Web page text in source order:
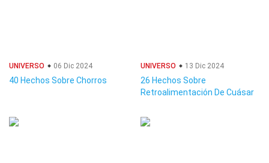
UNIVERSO 06 Dic 2024
40 Hechos Sobre Chorros
UNIVERSO 13 Dic 2024
26 Hechos Sobre
Retroalimentación De Cuásar